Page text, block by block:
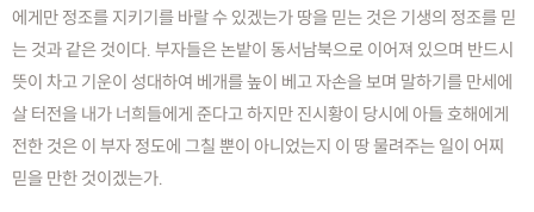
에게만 정조를 지키기를 바랄 수 있겠는가 땅을 믿는 것은 기생의 정조를 믿
는 것과 같은 것이다. 부자들은 논밭이 동서남북으로 이어져 있으며 반드시
뜻이 차고 기운이 성대하여 베개를 높이 베고 자손을 보며 말하기를 만세에
살 터전을 내가 너희들에게 준다고 하지만 진시황이 당시에 아들 호해에게
전한 것은 이 부자 정도에 그칠 뿐이 아니었는지 이 땅 물려주는 일이 어찌
믿을 만한 것이겠는가.